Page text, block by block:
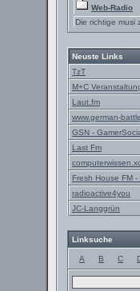
Web-Radio
Die richtige musi
Neuste Links
TzT
M+C
Laut.fm
www.german-
GSN -
Last Fm
Fresh House FM
radioactive4you
JC-Langgrün
Linksuche
A B C